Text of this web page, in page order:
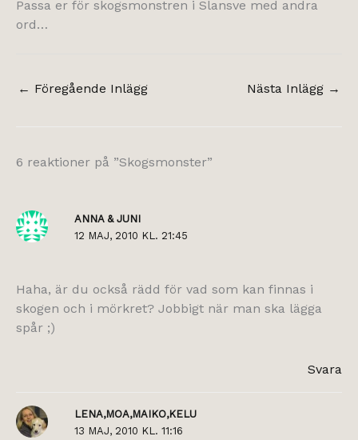
Passa er för skogsmonstren i Slansve med andra
ord…
← Föregående Inlägg Nästa Inlägg →
6 reaktioner på ”Skogsmonster”
ANNA & JUNI
12 MAJ, 2010 KL. 21:45
Haha, är du också rädd för vad som kan finnas i
skogen och i mörkret? Jobbigt när man ska lägga
spår ;)
Svara
LENA,MOA,MAIKO,KELU
13 MAJ, 2010 KL. 11:16